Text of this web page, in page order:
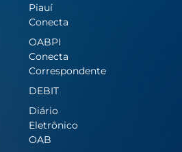
Piauí
Conecta
OABPI
Conecta
Correspondente
DEBIT
Diário
Eletrônico
OAB